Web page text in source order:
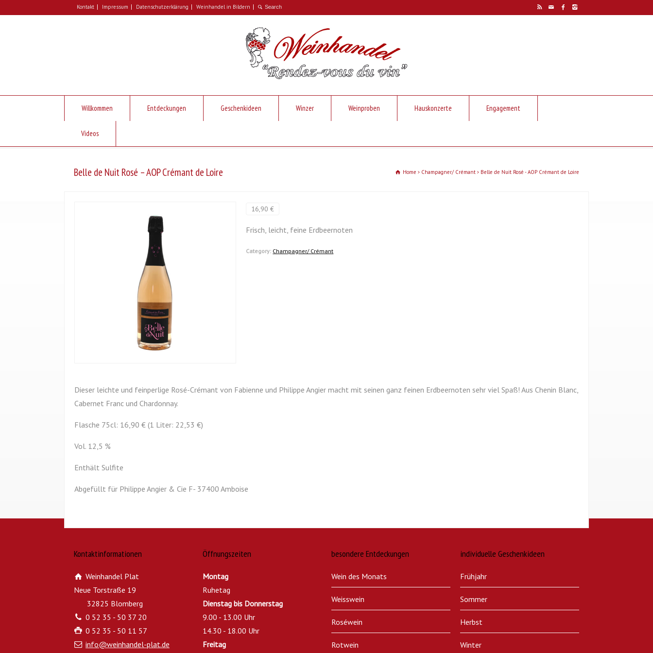
Kontakt Impressum Datenschutzerklärung Weinhandel in Bildern
Willkommen Entdeckungen Geschenkideen Winzer Weinproben Hauskonzerte Engagement
Videos
Belle de Nuit Rosé – AOP Crémant de Loire Home Champagner/ Crémant Belle de Nuit Rosé - AOP Crémant de Loire
16,90 €
Frisch, leicht, feine Erdbeernoten
Category: Champagner/ Crémant
Dieser leichte und feinperlige Rosé-Crémant von Fabienne und Philippe Angier macht mit seinen ganz feinen Erdbeernoten sehr viel Spaß! Aus Chenin Blanc,
Cabernet Franc und Chardonnay.
Flasche 75cl: 16,90 € (1 Liter: 22,53 €)
Vol. 12,5 %
Enthält Sulfite
Abgefüllt für Philippe Angier & Cie F- 37400 Amboise
Kontaktinformationen
Weinhandel Plat
Neue Torstraße 19
32825 Blomberg
0 52 35 - 50 37 20
0 52 35 - 50 11 57
info@weinhandel-plat.de
Öffnungszeiten
Montag
Ruhetag
Dienstag bis Donnerstag
9.00 - 13.00 Uhr
14.30 - 18.00 Uhr
Freitag
besondere Entdeckungen
Wein des Monats
Weisswein
Roséwein
Rotwein
individuelle Geschenkideen
Frühjahr
Sommer
Herbst
Winter